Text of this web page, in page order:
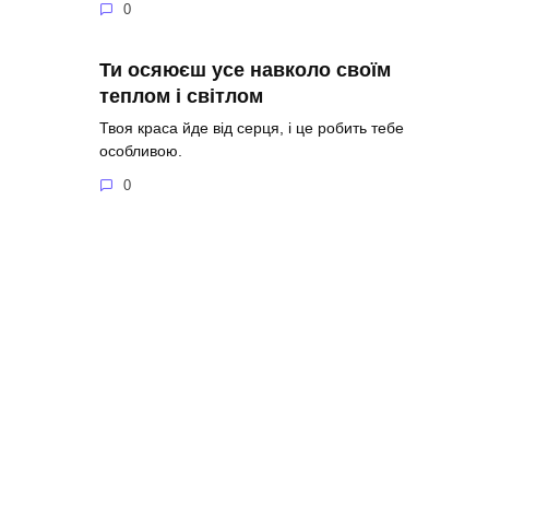
0
Ти осяюєш усе навколо своїм
теплом і світлом
Твоя краса йде від серця, і це робить тебе
особливою.
0